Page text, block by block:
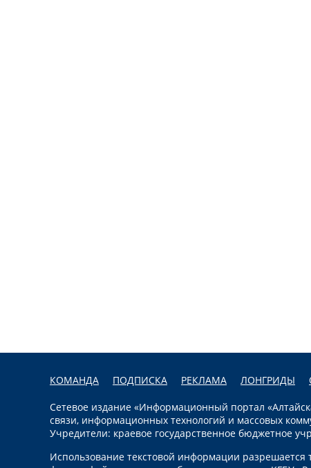
КОМАНДА ПОДПИСКА РЕКЛАМА ЛОНГРИДЫ
Сетевое издание «Информационный портал
связи, информационных технологий и массовых
Учредители: краевое государственное бюджетное
Использование текстовой информации разрешается